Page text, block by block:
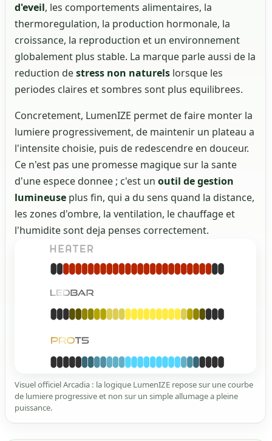
d'eveil, les comportements alimentaires, la
thermoregulation, la production hormonale, la
croissance, la reproduction et un environnement
globalement plus stable. La marque parle aussi de la
reduction destress non naturels lorsque les
periodes claires et sombres sont plus equilibrees.
Concretement, LumenIZE permet de faire monter la
lumiere progressivement, de maintenir un plateau a
l'intensite choisie, puis de redescendre en douceur.
Ce n'est pas une promesse magique sur la sante
d'une espece donnee ; c'est unoutil de gestion
lumineuse plus fin, qui a du sens quand la distance,
les zones d'ombre, la ventilation, le chauffage et
l'humidite sont deja penses correctement.
Visuel officiel Arcadia : la logique LumenIZE repose sur une courbe
de lumiere progressive et non sur un simple allumage a pleine
puissance.